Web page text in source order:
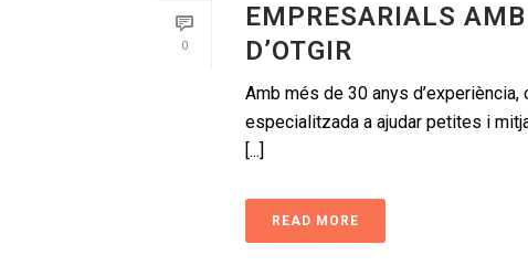
0
EMPRESARIALS
D’OTGIR
Amb més de 30 anys
especialitzada a ajudar petites i
[...]
READ MORE